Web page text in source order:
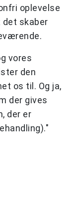
oplevelse
det skaber
vores
den
os til. Og ja,
der gives
der er